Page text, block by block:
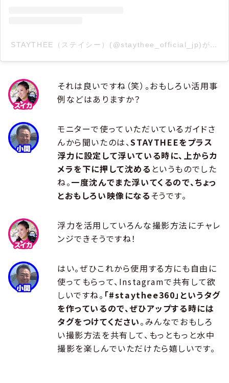
STAYTHEE（ステイシー）(@staythee_official_jp)がシェ
それは良いですね（笑）。おもしろい活用事
例などはありますか？
モニターで使っていただいているガイドさ
んから聞いたのは、STAYTHEEをプラス
浮力に設定して浮いている時に、上からカ
メラを下に押して沈める というものでした
ね。一度沈んでまた浮いてくるので、ちょっ
とおもしろい映像になるそうです。
浮力を活用していろんな撮影方法にチャレ
ンジできそうですね！
はい。ぜひこれから使用する方にも自由に
使ってもらって、Instagramで共有して欲
しいですね。 「#staythee360」というタグ
を作っているので、ぜひアップする時には
タグをつけてください。みんなでおもしろ
い撮影方法を共有して、もっともっと水中
撮影を楽しんでいただけたら嬉しいです。